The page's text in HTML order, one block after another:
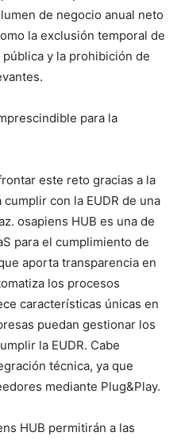
de negocio anual neto
la exclusión temporal de
y la prohibición de
para la
este reto gracias a la
con la EUDR de una
osapiens HUB es una de
para el cumplimiento de
aporta transparencia en
los procesos
características únicas en
puedan gestionar los
la EUDR. Cabe
técnica, ya que
mediante Plug&Play.
HUB permitirán a las